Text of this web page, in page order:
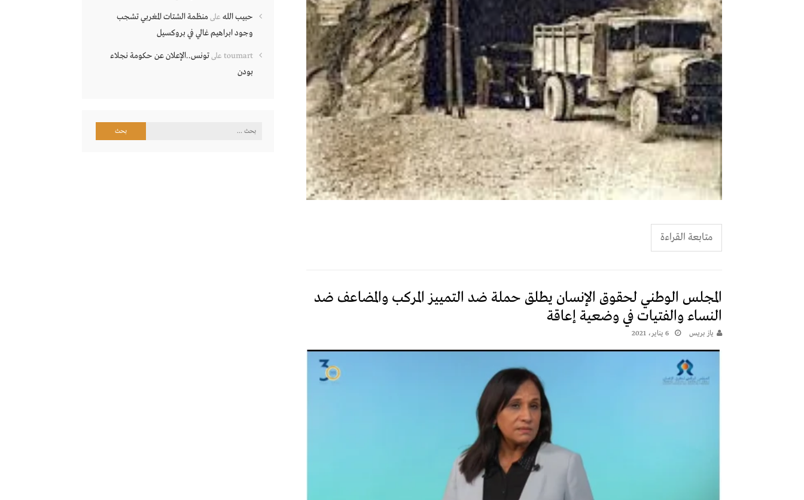
متابعة القراءة
المجلس الوطني لحقوق الإنسان يطلق حملة ضد التمييز المركب والمضاعف ضد
النساء والفتيات في وضعية إعاقة
يـاز بريـس 6 يناير، 2021
حبيب الله علىمنظمة الشتات المغربي تشجب
وجود ابراهيم غالي في بروكسيل
toumart علىتونس..الإعلان عن حكومة نجلاء
بودن
البحث